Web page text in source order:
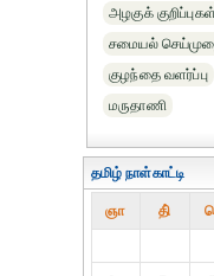
அழகுக் குறிப்புகள்
சமையல்
குழந்தை வளர்ப்பு
மருதாணி
தமிழ் நாள்காட்டி
ஞா தி்